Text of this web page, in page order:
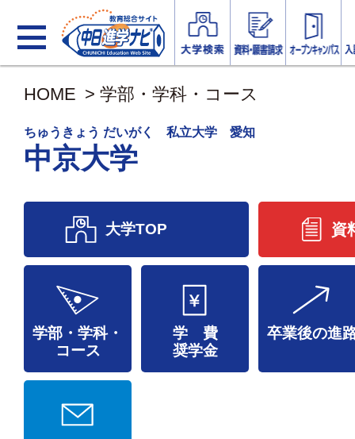
HOME > 学部・学科・コース
ちゅうきょう だいがく 私立大学 愛知
中京大学
資
大学TOP
学部・学科・
コース
学 費
奨学金
卒業後の進